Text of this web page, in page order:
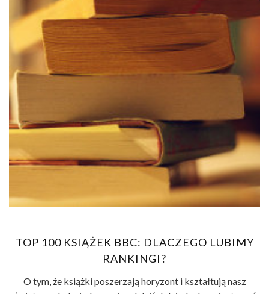
TOP 100 KSIĄŻEK BBC: DLACZEGO LUBIMY
RANKINGI?
O tym, że książki poszerzają horyzont i kształtują nasz